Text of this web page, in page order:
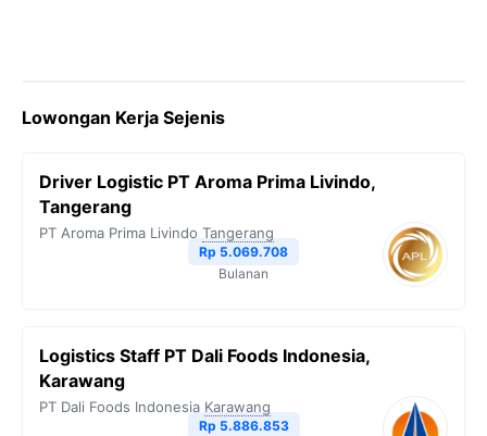
Lowongan Kerja Sejenis
Driver Logistic PT Aroma Prima Livindo,
Tangerang
PT Aroma Prima Livindo Tangerang
Rp 5.069.708
Bulanan
Logistics Staff PT Dali Foods Indonesia,
Karawang
PT Dali Foods Indonesia Karawang
Rp 5.886.853